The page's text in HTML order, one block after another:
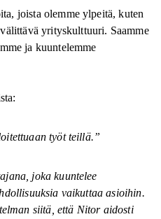
joista olemme ylpeitä, kuten
yrityskulttuuri. Saamme
ja kuuntelemme
työt teillä.”
joka kuuntelee
vaikuttaa asioihin.
siitä, että Nitor aidosti